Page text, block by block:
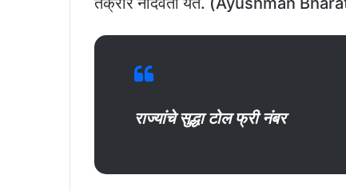
राज्‍यांचे सुद्धा टोल फ्री नंबर